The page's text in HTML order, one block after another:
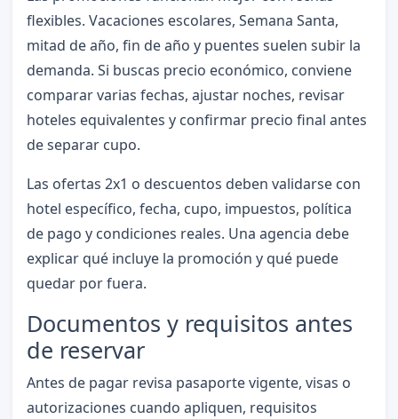
flexibles. Vacaciones escolares, Semana Santa,
mitad de año, fin de año y puentes suelen subir la
demanda. Si buscas precio económico, conviene
comparar varias fechas, ajustar noches, revisar
hoteles equivalentes y confirmar precio final antes
de separar cupo.
Las ofertas 2x1 o descuentos deben validarse con
hotel específico, fecha, cupo, impuestos, política
de pago y condiciones reales. Una agencia debe
explicar qué incluye la promoción y qué puede
quedar por fuera.
Documentos y requisitos antes
de reservar
Antes de pagar revisa pasaporte vigente, visas o
autorizaciones cuando apliquen, requisitos